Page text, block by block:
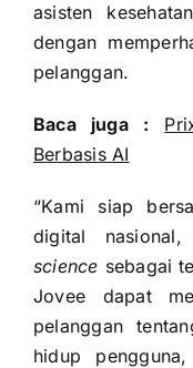
asisten
dengan
pelanggan.
Baca juga :
Berbasis AI
“Kami siap
digital
science sebagai
Jovee dapat
pelanggan
hidup